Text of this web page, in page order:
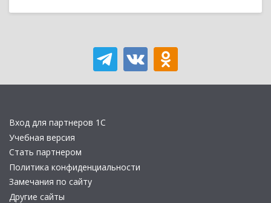
Вход для партнеров 1С
Учебная версия
Стать партнером
Политика конфиденциальности
Замечания по сайту
Другие сайты